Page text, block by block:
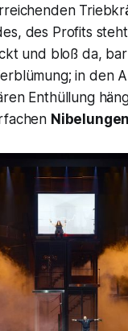
des Profits
und bloß da,
in den
Enthüllung
Nibelungen